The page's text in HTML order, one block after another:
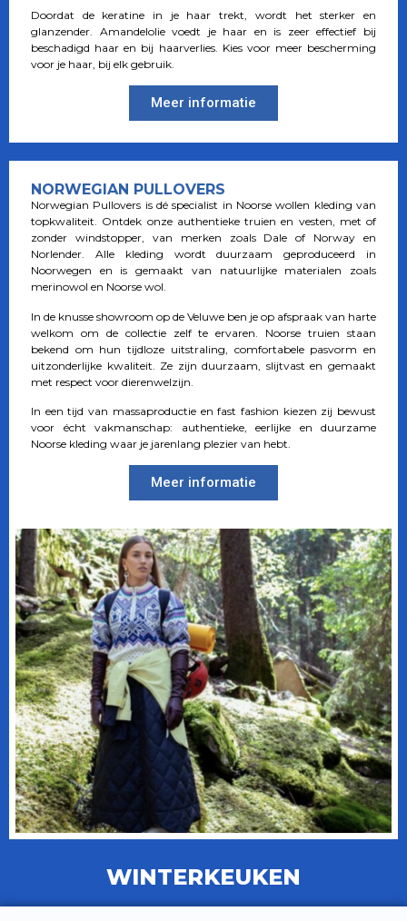
Doordat de keratine in je haar trekt, wordt het sterker en
glanzender. Amandelolie voedt je haar en is zeer effectief bij
beschadigd haar en bij haarverlies. Kies voor meer bescherming
voor je haar, bij elk gebruik.
Meer informatie
NORWEGIAN PULLOVERS
Norwegian Pullovers is dé specialist in Noorse wollen kleding van
topkwaliteit. Ontdek onze authentieke truien en vesten, met of
zonder windstopper, van merken zoals Dale of Norway en
Norlender. Alle kleding wordt duurzaam geproduceerd in
Noorwegen en is gemaakt van natuurlijke materialen zoals
merinowol en Noorse wol.
In de knusse showroom op de Veluwe ben je op afspraak van harte
welkom om de collectie zelf te ervaren. Noorse truien staan
bekend om hun tijdloze uitstraling, comfortabele pasvorm en
uitzonderlijke kwaliteit. Ze zijn duurzaam, slijtvast en gemaakt
met respect voor dierenwelzijn.
In een tijd van massaproductie en fast fashion kiezen zij bewust
voor écht vakmanschap: authentieke, eerlijke en duurzame
Noorse kleding waar je jarenlang plezier van hebt.
Meer informatie
WINTERKEUKEN